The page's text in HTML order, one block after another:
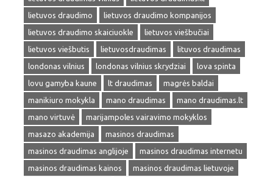
lietuvos draudimo
lietuvos draudimo kompanijos
lietuvos draudimo skaiciuokle
lietuvos viešbučiai
lietuvos viešbutis
lietuvosdraudimas
lituvos draudimas
londonas vilnius
londonas vilnius skrydziai
lova spinta
lovu gamyba kaune
lt draudimas
magrės baldai
manikiuro mokykla
mano draudimas
mano draudimas.lt
mano virtuvė
marijampoles vairavimo mokyklos
masazo akademija
masinos draudimas
masinos draudimas anglijoje
masinos draudimas internetu
masinos draudimas kainos
masinos draudimas lietuvoje